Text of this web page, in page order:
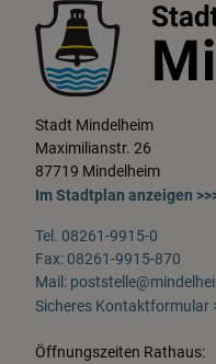
Stadt Mindelheim
Maximilianstr. 26
87719 Mindelheim
Im Stadtplan anzeigen
Tel. 08261-9915-0
Fax: 08261-9915-870
Mail:
Sicheres Kontaktformular
Öffnungszeiten Rathaus: